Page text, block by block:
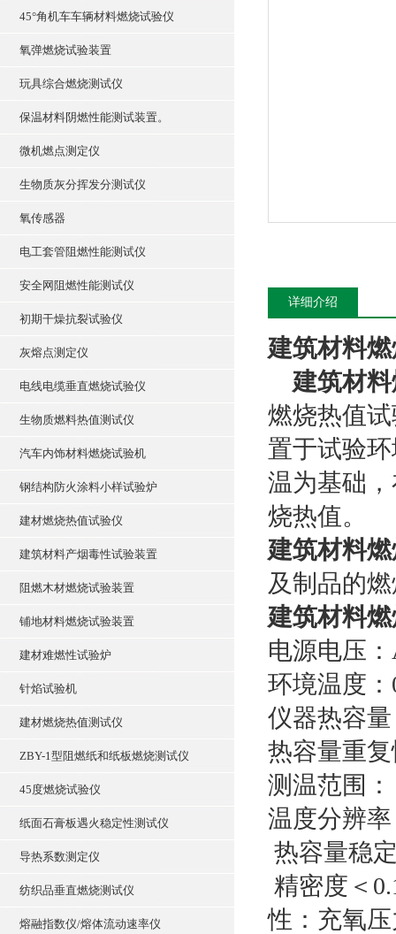
45°角机车车辆材料燃烧试验仪
氧弹燃烧试验装置
玩具综合燃烧测试仪
保温材料阴燃性能测试装置。
微机燃点测定仪
生物质灰分挥发分测试仪
氧传感器
电工套管阻燃性能测试仪
安全网阻燃性能测试仪
初期干燥抗裂试验仪
灰熔点测定仪
电线电缆垂直燃烧试验仪
生物质燃料热值测试仪
汽车内饰材料燃烧试验机
钢结构防火涂料小样试验炉
建材燃烧热值试验仪
建筑材料产烟毒性试验装置
阻燃木材燃烧试验装置
铺地材料燃烧试验装置
建材难燃性试验炉
针焰试验机
建材燃烧热值测试仪
ZBY-1型阻燃纸和纸板燃烧测试仪
45度燃烧试验仪
纸面石膏板遇火稳定性测试仪
导热系数测定仪
纺织品垂直燃烧测试仪
熔融指数仪/熔体流动速率仪
详细介绍
建筑材料
建筑材
燃烧热值
置于试验
温为基础
烧热值。
建筑材料
及制品的
建筑材料
电源电压：
环境温度
仪器热容量
热容量重
测温范围
温度分辨
热容量稳
精密度＜
性：充氧